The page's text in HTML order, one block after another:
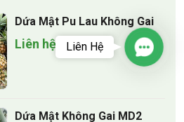
Dứa Mật Pu Lau Không Gai
Liên hệ
Dứa Mật Không Gai MD2
Liên Hệ